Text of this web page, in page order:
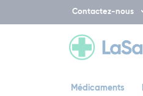
Contactez-nous
Médicaments